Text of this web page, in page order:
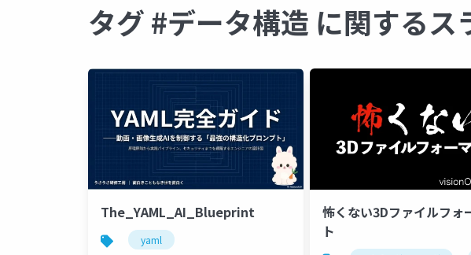
タグ #データ構造 に関するス
The_YAML_AI_Blueprint
yaml
怖くない3Dファイルフォ
ト